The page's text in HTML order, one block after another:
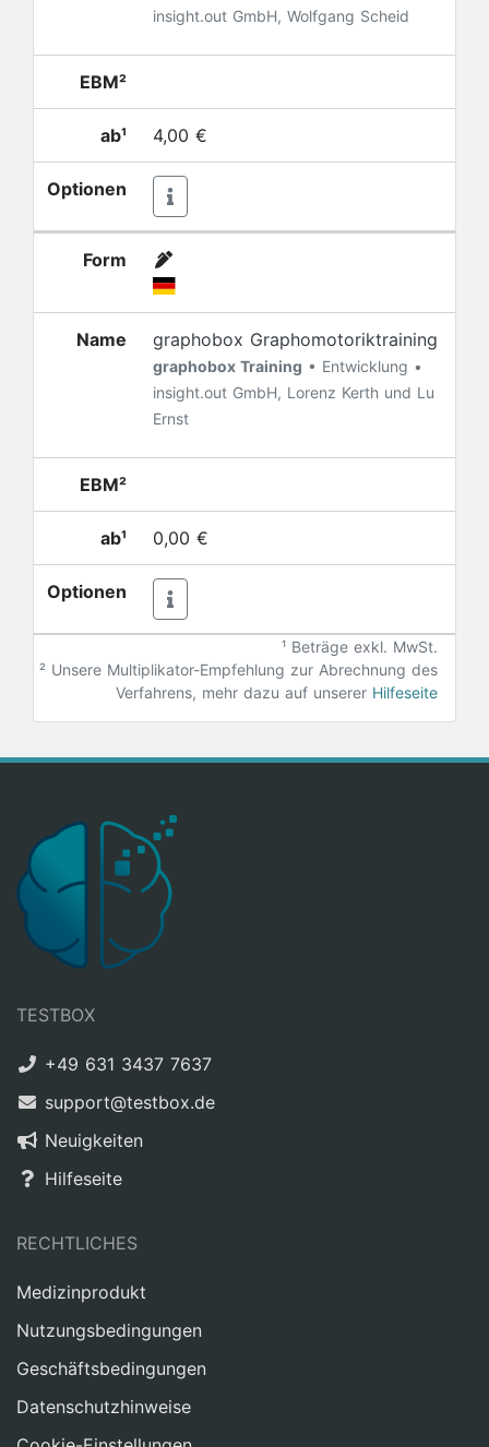
insight.out GmbH, Wolfgang Scheid
EBM²
ab¹ 4,00 €
Optionen
Form
Name graphobox Graphomotoriktraining
graphobox Training • Entwicklung •
insight.out GmbH, Lorenz Kerth und Lu
Ernst
EBM²
ab¹ 0,00 €
Optionen
¹ Beträge exkl. MwSt.
² Unsere Multiplikator-Empfehlung zur Abrechnung des
Verfahrens, mehr dazu auf unserer Hilfeseite
TESTBOX
+49 631 3437 7637
support@testbox.de
Neuigkeiten
Hilfeseite
RECHTLICHES
Medizinprodukt
Nutzungsbedingungen
Geschäftsbedingungen
Datenschutzhinweise